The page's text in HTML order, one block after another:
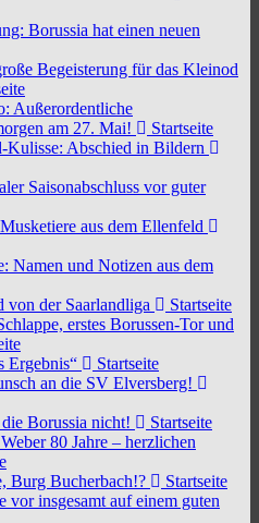
Borussia hat einen neuen
Begeisterung für das Kleinod
Außerordentliche
am 27. Mai!
Startseite
Kulisse: Abschied in Bildern
Saisonabschluss vor guter
aus dem Ellenfeld
Namen und Notizen aus dem
von der Saarlandliga
Startseite
erstes Borussen-Tor und
Ergebnis“
Startseite
an die SV Elversberg!
die Borussia nicht!
Startseite
80 Jahre – herzlichen
Burg Bucherbach!?
Startseite
vor insgesamt auf einem guten